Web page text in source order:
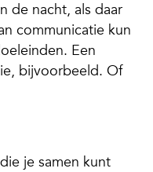
de nacht, als daar
communicatie kun
Een
bijvoorbeeld. Of
je samen kunt